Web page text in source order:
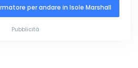
per andare in Isole Marshall
Pubblicità